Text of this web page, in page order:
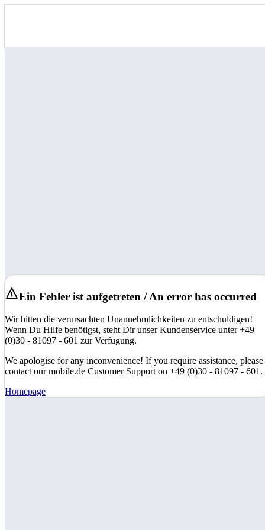
Ein Fehler ist aufgetreten / An error has occurred
Wir bitten die verursachten Unannehmlichkeiten zu entschuldigen!
Wenn Du Hilfe benötigst, steht Dir unser Kundenservice unter +49
(0)30 - 81097 - 601 zur Verfügung.
We apologise for any inconvenience! If you require assistance, please
contact our mobile.de Customer Support on +49 (0)30 - 81097 - 601.
Homepage